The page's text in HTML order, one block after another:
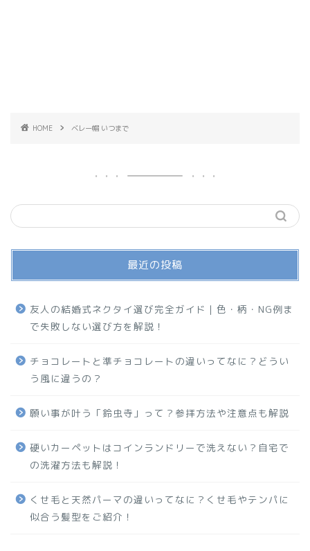
HOME ベレー帽 いつまで
最近の投稿
友人の結婚式ネクタイ選び完全ガイド｜色・柄・NG例ま
で失敗しない選び方を解説！
チョコレートと準チョコレートの違いってなに？どうい
う風に違うの？
願い事が叶う「鈴虫寺」って？参拝方法や注意点も解説
硬いカーペットはコインランドリーで洗えない？自宅で
の洗濯方法も解説！
くせ毛と天然パーマの違いってなに？くせ毛やテンパに
似合う髪型をご紹介！